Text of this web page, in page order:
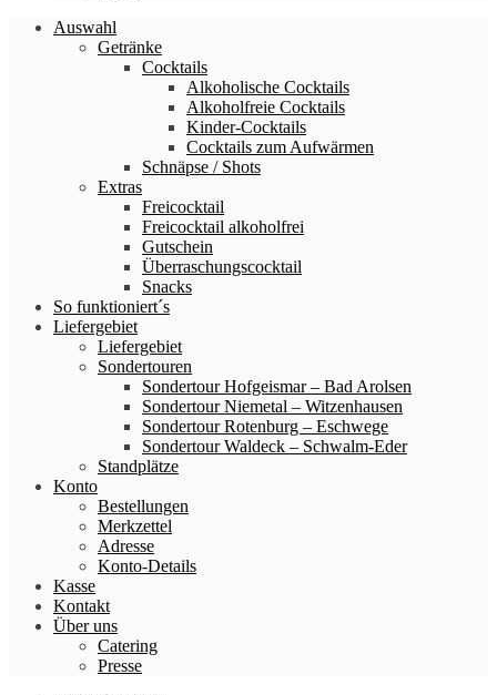
Auswahl
Getränke
Cocktails
Alkoholische Cocktails
Alkoholfreie Cocktails
Kinder-Cocktails
Cocktails zum Aufwärmen
Schnäpse / Shots
Extras
Freicocktail
Freicocktail alkoholfrei
Gutschein
Überraschungscocktail
Snacks
So funktioniert´s
Liefergebiet
Liefergebiet
Sondertouren
Sondertour Hofgeismar – Bad Arolsen
Sondertour Niemetal – Witzenhausen
Sondertour Rotenburg – Eschwege
Sondertour Waldeck – Schwalm-Eder
Standplätze
Konto
Bestellungen
Merkzettel
Adresse
Konto-Details
Kasse
Kontakt
Über uns
Catering
Presse